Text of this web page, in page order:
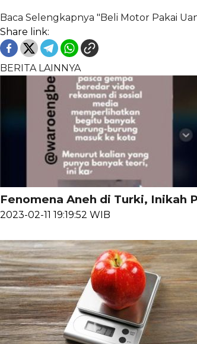
Baca Selengkapnya "Beli Motor Pakai
Share link:
BERITA LAINNYA
Fenomena Aneh di Turki, Inikah
2023-02-11 19:19:52 WIB